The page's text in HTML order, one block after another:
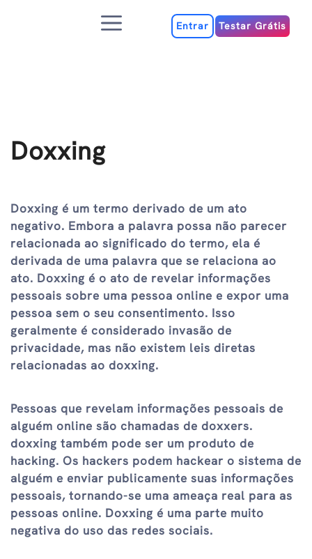
MenuEntrar Testar Grátis
Doxxing
Doxxing é um termo derivado de um ato
negativo. Embora a palavra possa não parecer
relacionada ao significado do termo, ela é
derivada de uma palavra que se relaciona ao
ato. Doxxing é o ato de revelar informações
pessoais sobre uma pessoa online e expor uma
pessoa sem o seu consentimento. Isso
geralmente é considerado invasão de
privacidade, mas não existem leis diretas
relacionadas ao doxxing.
Pessoas que revelam informações pessoais de
alguém online são chamadas de doxxers.
doxxing também pode ser um produto de
hacking. Os hackers podem hackear o sistema de
alguém e enviar publicamente suas informações
pessoais, tornando-se uma ameaça real para as
pessoas online. Doxxing é uma parte muito
negativa do uso das redes sociais.